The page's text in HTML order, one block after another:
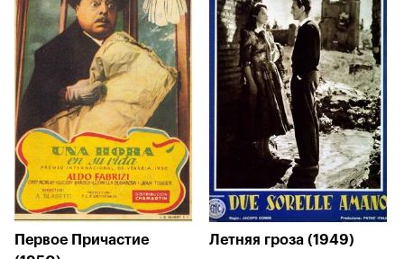
Первое Причастие
Летняя гроза (1949)